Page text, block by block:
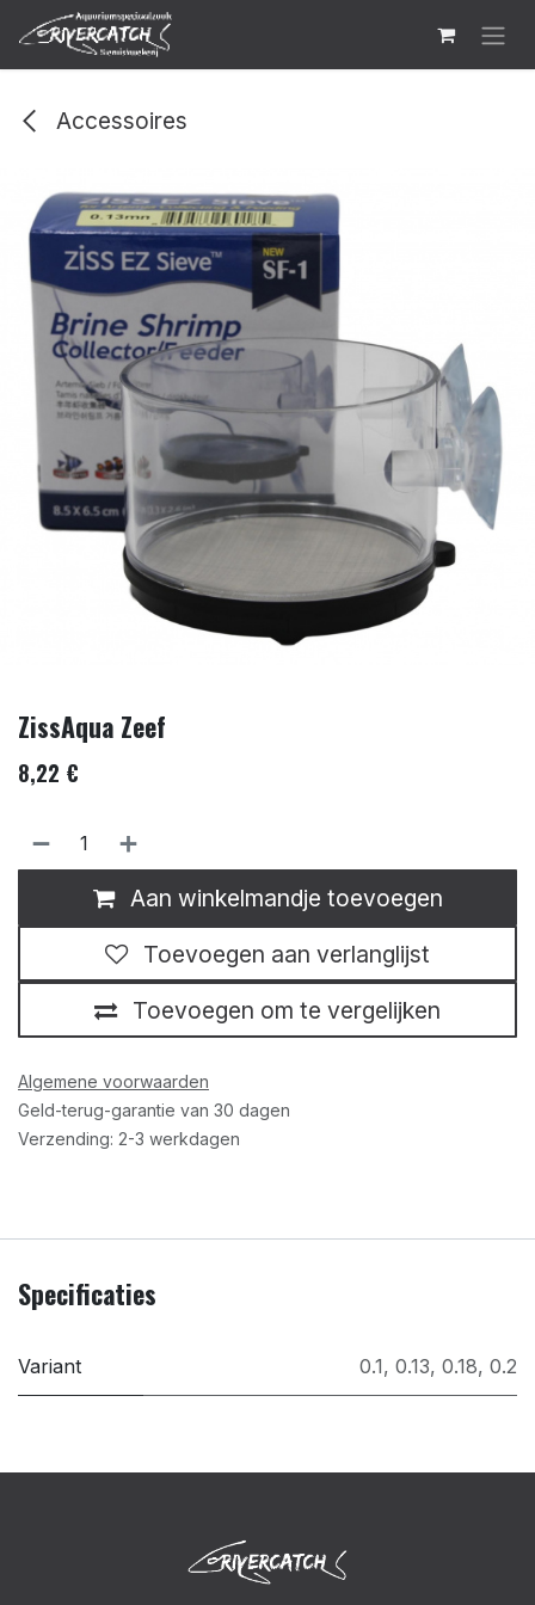
Overslaan naar inhoud
Accessoires
ZissAqua Zeef
8,22 €
Aan winkelmandje toevoegen
Toevoegen om te vergelijken
Toevoegen aan verlanglijst
Algemene voorwaarden
Geld-terug-garantie van 30 dagen
Verzending: 2-3 werkdagen
Specificaties
Variant 0.1, 0.13, 0.18, 0.2